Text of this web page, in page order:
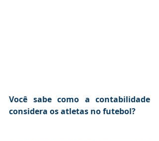
Você sabe como a contabilidade
considera os atletas no futebol?